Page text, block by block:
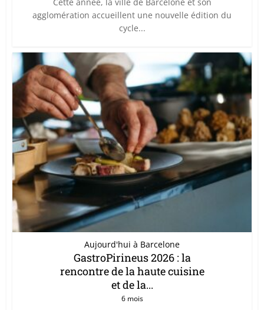
Cette année, la ville de Barcelone et son
agglomération accueillent une nouvelle édition du
cycle...
Aujourd'hui à Barcelone
GastroPirineus 2026 : la
rencontre de la haute cuisine
et de la...
6 mois